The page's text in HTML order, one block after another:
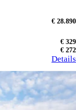
€ 28.890
€ 329
€ 272
Details